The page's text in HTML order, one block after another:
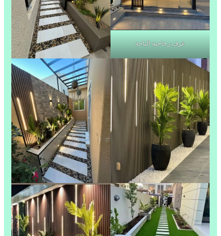
غرف زجاجية الباحة